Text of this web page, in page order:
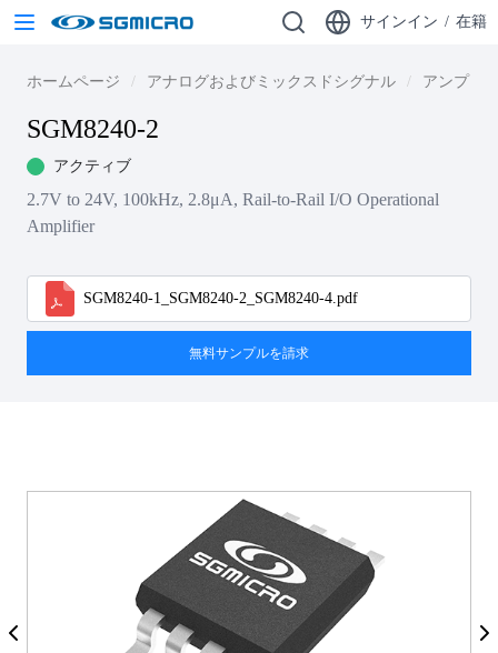
サインイン / 在籍
ホームページ アナログおよびミックスドシグナル アンプ
SGM8240-2
アクティブ
2.7V to 24V, 100kHz, 2.8μA, Rail-to-Rail I/O Operational
Amplifier
SGM8240-1_SGM8240-2_SGM8240-4.pdf
無料サンプルを請求